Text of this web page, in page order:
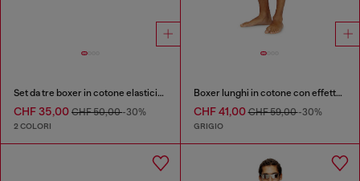
Set da tre boxer in cotone elasticizzato
CHF 35,00 CHF 50,00-30%
2 COLORI
Boxer lunghi in cotone con effetto denim a righe sottili
CHF 41,00CHF 59,00-30%
GRIGIO